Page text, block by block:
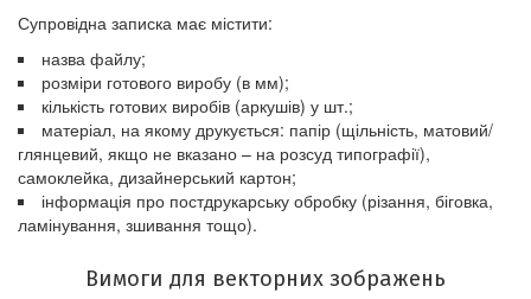
Супровідна записка має містити:
назва файлу;
розміри готового виробу (в мм);
кількість готових виробів (аркушів) у шт.;
матеріал, на якому друкується: папір (щільність, матовий/
глянцевий, якщо не вказано – на розсуд типографії),
самоклейка, дизайнерський картон;
інформація про постдрукарську обробку (різання, біговка,
ламінування, зшивання тощо).
Вимоги для векторних зображень